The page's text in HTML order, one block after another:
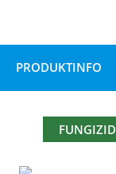
PRODUKTINFO
FUNGIZID